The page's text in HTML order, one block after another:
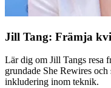
Jill Tang: Främja
Lär dig om Jill Tangs resa
grundade She Rewires
inkludering inom teknik.